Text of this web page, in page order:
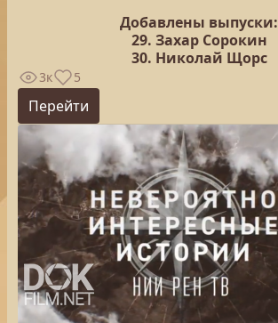
Добавлены выпуски:
29. Захар Сорокин
30. Николай Щорс
3к 5
Перейти